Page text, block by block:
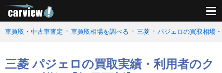
車買取・中古車査定 車買取相場を調べる 三菱 パジェロの買取相場
三菱 パジェロの買取実績・利用者のク